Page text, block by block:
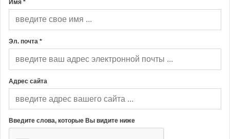
Имя *
Эл. почта *
Адрес сайта
Введите слова, которые Вы видите ниже